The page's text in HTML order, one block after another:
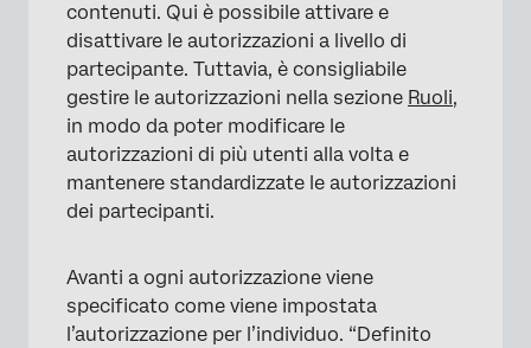
contenuti. Qui è possibile attivare e
disattivare le autorizzazioni a livello di
partecipante. Tuttavia, è consigliabile
gestire le autorizzazioni nella sezione Ruoli,
in modo da poter modificare le
autorizzazioni di più utenti alla volta e
mantenere standardizzate le autorizzazioni
dei partecipanti.
Avanti a ogni autorizzazione viene
specificato come viene impostata
l’autorizzazione per l’individuo. “Definito